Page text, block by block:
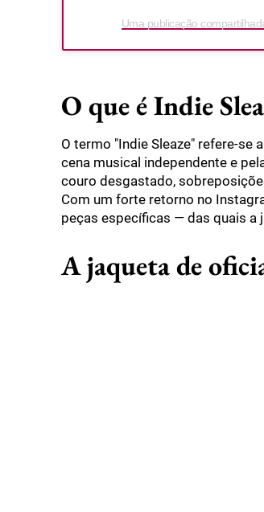
Uma publicação
O que é Indie
O termo "Indie Sleaze" refere-se
cena musical independente e
couro desgastado,
Com um forte retorno no
peças específicas — das quais a
A jaqueta de